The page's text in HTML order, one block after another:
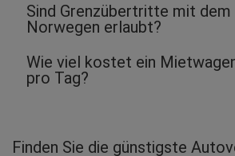
Sind Grenzübertritte mit
Norwegen erlaubt?
Wie viel kostet ein
pro Tag?
Finden Sie die günstigste